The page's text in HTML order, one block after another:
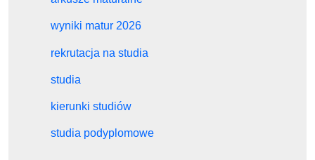
wyniki matur 2026
rekrutacja na studia
studia
kierunki studiów
studia podyplomowe